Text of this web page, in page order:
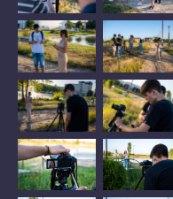
No Caption No Caption
No Caption No Caption
No Caption No Caption